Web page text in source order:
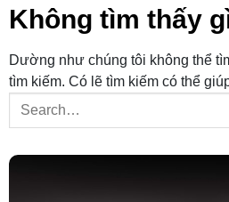
Không tìm thấy
Dường như chúng tôi không thể
tìm kiếm. Có lẽ tìm kiếm có thể